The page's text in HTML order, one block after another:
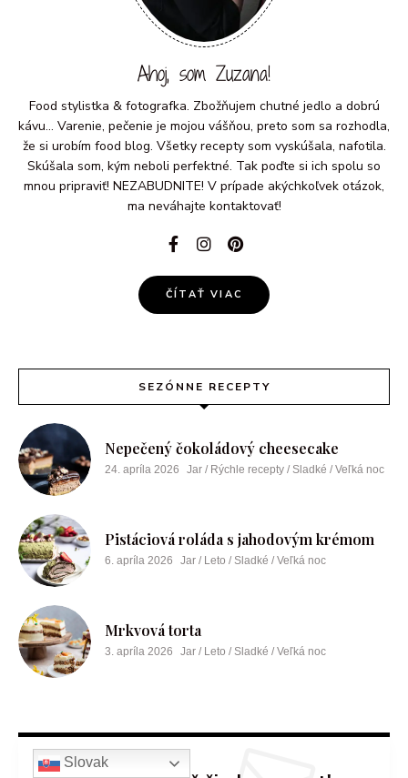
Ahoj, som Zuzana!
Food stylistka & fotografka. Zbožňujem chutné jedlo a dobrú
kávu... Varenie, pečenie je mojou vášňou, preto som sa rozhodla,
že si urobím food blog. Všetky recepty som vyskúšala, nafotila.
Skúšala som, kým neboli perfektné. Tak poďte si ich spolu so
mnou pripraviť! NEZABUDNITE! V prípade akýchkoľvek otázok,
ma neváhajte kontaktovať!
ČÍTAŤ VIAC
SEZÓNNE RECEPTY
Nepečený čokoládový cheesecake
24. apríla 2026 Jar / Rýchle recepty / Sladké / Veľká noc
Pistáciová roláda s jahodovým krémom
6. apríla 2026 Jar / Leto / Sladké / Veľká noc
Mrkvová torta
3. apríla 2026 Jar / Leto / Sladké / Veľká noc
Slovak